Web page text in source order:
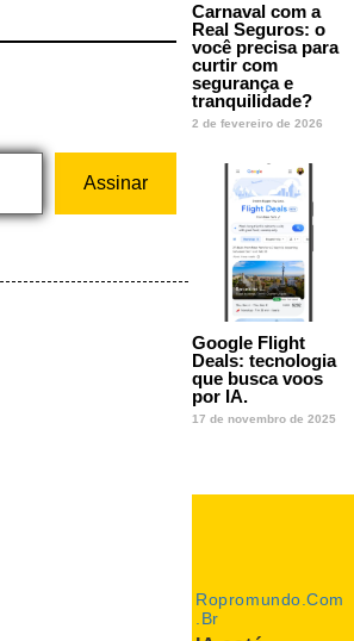
Assinar
Carnaval com a
Real Seguros: o
você precisa para
curtir com
segurança e
tranquilidade?
2 de fevereiro de 2026
Google Flight
Deals: tecnologia
que busca voos
por IA.
17 de novembro de 2025